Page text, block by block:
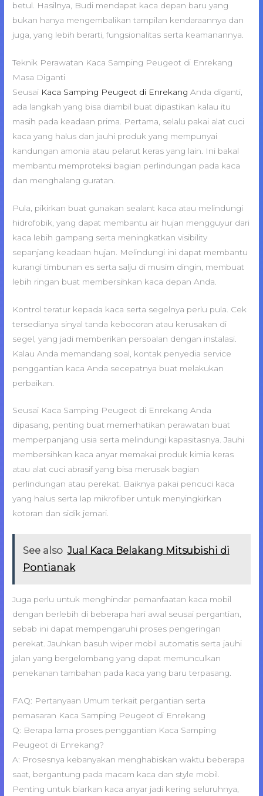
betul. Hasilnya, Budi mendapat kaca depan baru yang
bukan hanya mengembalikan tampilan kendaraannya dan
juga, yang lebih berarti, fungsionalitas serta keamanannya.
Teknik Perawatan Kaca Samping Peugeot di Enrekang
Masa Diganti
Seusai Kaca Samping Peugeot di Enrekang Anda diganti,
ada langkah yang bisa diambil buat dipastikan kalau itu
masih pada keadaan prima. Pertama, selalu pakai alat cuci
kaca yang halus dan jauhi produk yang mempunyai
kandungan amonia atau pelarut keras yang lain. Ini bakal
membantu memproteksi bagian perlindungan pada kaca
dan menghalang guratan.
Pula, pikirkan buat gunakan sealant kaca atau melindungi
hidrofobik, yang dapat membantu air hujan mengguyur dari
kaca lebih gampang serta meningkatkan visibility
sepanjang keadaan hujan. Melindungi ini dapat membantu
kurangi timbunan es serta salju di musim dingin, membuat
lebih ringan buat membersihkan kaca depan Anda.
Kontrol teratur kepada kaca serta segelnya perlu pula. Cek
tersedianya sinyal tanda kebocoran atau kerusakan di
segel, yang jadi memberikan persoalan dengan instalasi.
Kalau Anda memandang soal, kontak penyedia service
penggantian kaca Anda secepatnya buat melakukan
perbaikan.
Seusai Kaca Samping Peugeot di Enrekang Anda
dipasang, penting buat memerhatikan perawatan buat
memperpanjang usia serta melindungi kapasitasnya. Jauhi
membersihkan kaca anyar memakai produk kimia keras
atau alat cuci abrasif yang bisa merusak bagian
perlindungan atau perekat. Baiknya pakai pencuci kaca
yang halus serta lap mikrofiber untuk menyingkirkan
kotoran dan sidik jemari.
See also Jual Kaca Belakang Mitsubishi di
Pontianak
Juga perlu untuk menghindar pemanfaatan kaca mobil
dengan berlebih di beberapa hari awal seusai pergantian,
sebab ini dapat mempengaruhi proses pengeringan
perekat. Jauhkan basuh wiper mobil automatis serta jauhi
jalan yang bergelombang yang dapat memunculkan
penekanan tambahan pada kaca yang baru terpasang.
FAQ: Pertanyaan Umum terkait pergantian serta
pemasaran Kaca Samping Peugeot di Enrekang
Q: Berapa lama proses penggantian Kaca Samping
Peugeot di Enrekang?
A: Prosesnya kebanyakan menghabiskan waktu beberapa
saat, bergantung pada macam kaca dan style mobil.
Penting untuk biarkan kaca anyar jadi kering seluruhnya,